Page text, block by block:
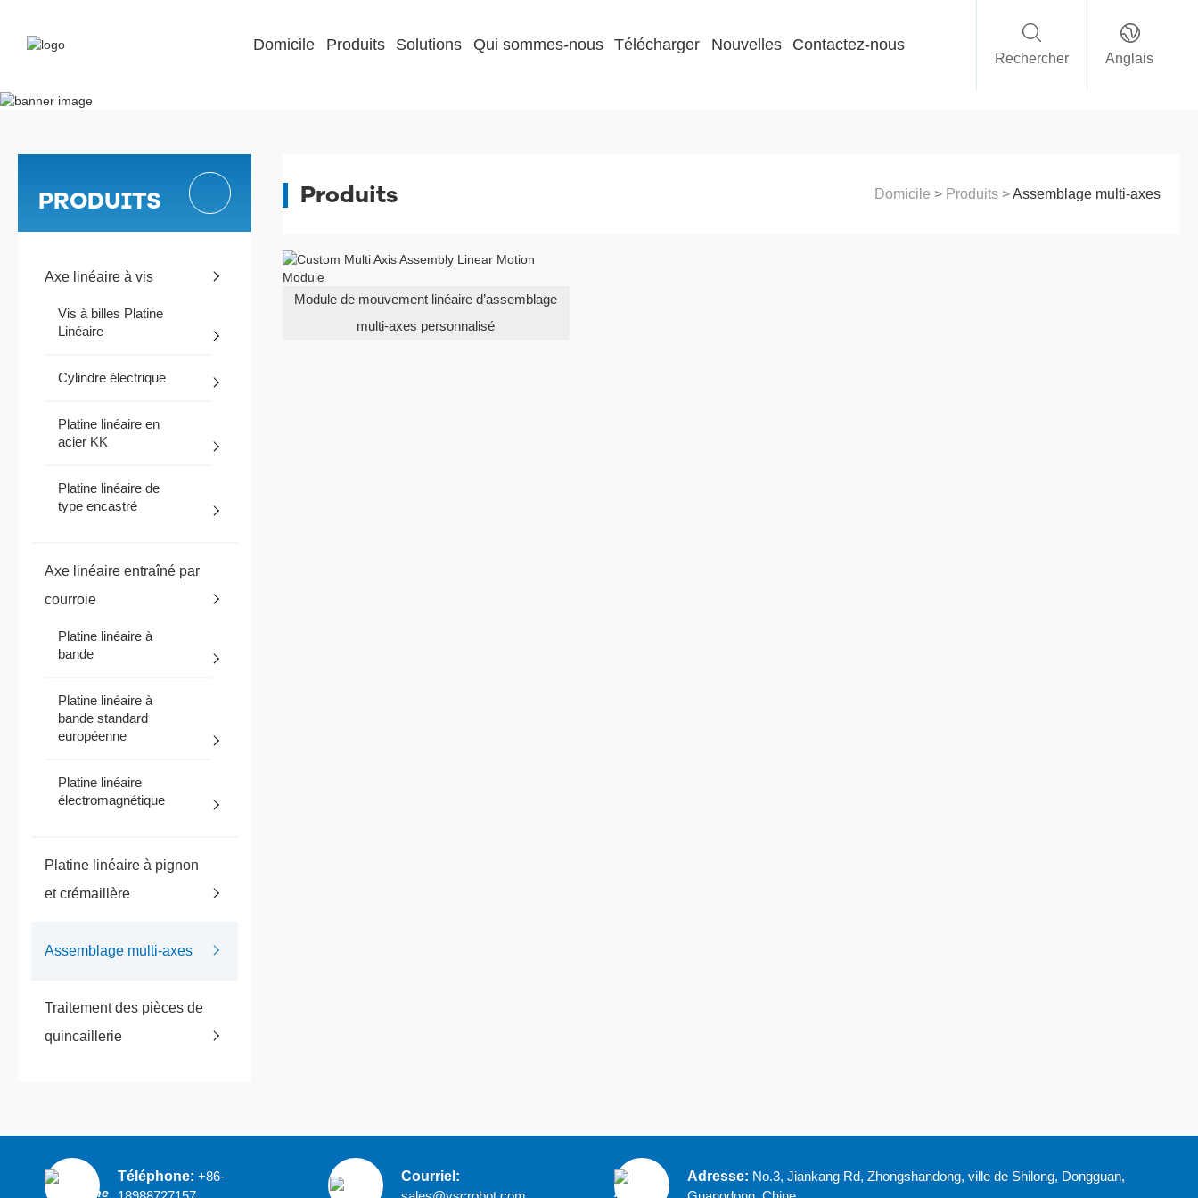
Domicile Produits Solutions Qui sommes-nous Télécharger Nouvelles Contactez-nous
Rechercher Anglais
PRODUITS
Axe linéaire à vis
Vis à billes Platine
Linéaire
Cylindre électrique
Platine linéaire en
acier KK
Platine linéaire de
type encastré
Axe linéaire entraîné par
courroie
Platine linéaire à
bande
Platine linéaire à
bande standard
européenne
Platine linéaire
électromagnétique
Platine linéaire à pignon
et crémaillère
Assemblage multi-axes
Traitement des pièces de
quincaillerie
Produits Domicile > Produits>Assemblage multi-axes
Module de mouvement linéaire d’assemblage
multi-axes personnalisé
Téléphone: +86-
Courriel:
Adresse: No.3, Jiankang Rd, Zhongshandong, ville de Shilong, Dongguan,